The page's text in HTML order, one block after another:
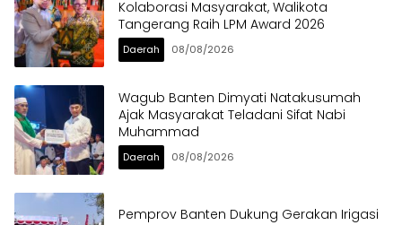
Kolaborasi Masyarakat, Walikota
Tangerang Raih LPM Award 2026
Daerah 08/08/2026
Wagub Banten Dimyati Natakusumah
Ajak Masyarakat Teladani Sifat Nabi
Muhammad
Daerah 08/08/2026
Pemprov Banten Dukung Gerakan Irigasi